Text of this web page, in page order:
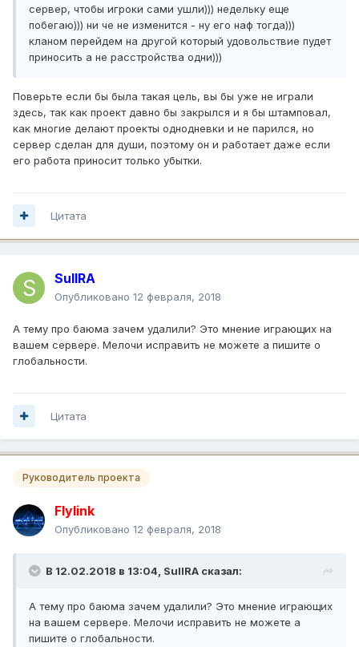
сервер, чтобы игроки сами ушли))) недельку еще
побегаю))) ни че не изменится - ну его наф тогда)))
кланом перейдем на другой который удовольствие пудет
приносить а не расстройства одни)))
Поверьте если бы была такая цель, вы бы уже не играли
здесь, так как проект давно бы закрылся и я бы штамповал,
как многие делают проекты однодневки и не парился, но
сервер сделан для души, поэтому он и работает даже если
его работа приносит только убытки.
Цитата
SuIIRA
Опубликовано 12 февраля, 2018
А тему про баюма зачем удалили? Это мнение играющих на
вашем сервере. Мелочи исправить не можете а пишите о
глобальности.
Цитата
Руководитель проекта
Flylink
Опубликовано 12 февраля, 2018
В 12.02.2018 в 13:04, SuIIRA сказал:
А тему про баюма зачем удалили? Это мнение играющих
на вашем сервере. Мелочи исправить не можете а
пишите о глобальности.